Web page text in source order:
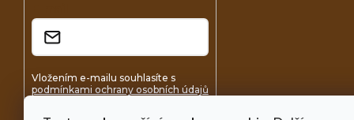
Vložením e-mailu souhlasíte s
podmínkami ochrany osobních údajů